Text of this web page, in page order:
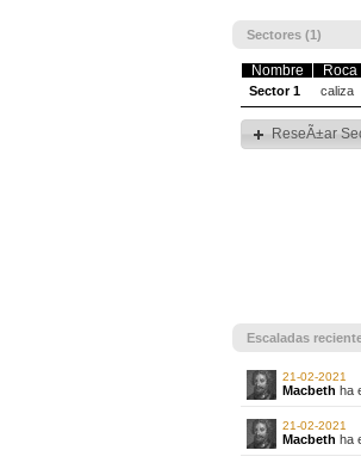
Sectores (1)
Nombre Roca
Sector 1
caliza
ReseÃ±ar
Escaladas
21-02-2021
Macbeth ha
21-02-2021
Macbeth ha